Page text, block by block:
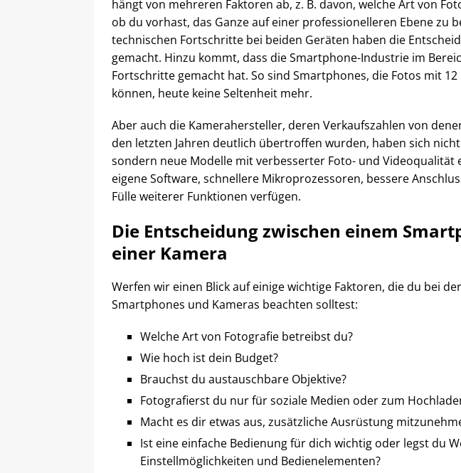
hängt von mehreren Faktoren ab, z. B. davon, welche Art von
ob du vorhast, das Ganze auf einer professionelleren Ebene zu
technischen Fortschritte bei beiden Geräten haben die
gemacht. Hinzu kommt, dass die Smartphone-Industrie im
Fortschritte gemacht hat. So sind Smartphones, die Fotos mit
können, heute keine Seltenheit mehr.
Aber auch die Kamerahersteller, deren Verkaufszahlen von
den letzten Jahren deutlich übertroffen wurden, haben sich
sondern neue Modelle mit verbesserter Foto- und Videoqualität
eigene Software, schnellere Mikroprozessoren, bessere
Fülle weiterer Funktionen verfügen.
Die Entscheidung zwischen einem
einer Kamera
Werfen wir einen Blick auf einige wichtige Faktoren, die du bei
Smartphones und Kameras beachten solltest:
Welche Art von Fotografie betreibst du?
Wie hoch ist dein Budget?
Brauchst du austauschbare Objektive?
Fotografierst du nur für soziale Medien oder zum
Macht es dir etwas aus, zusätzliche Ausrüstung
Ist eine einfache Bedienung für dich wichtig oder legst du
Einstellmöglichkeiten und Bedienelementen?